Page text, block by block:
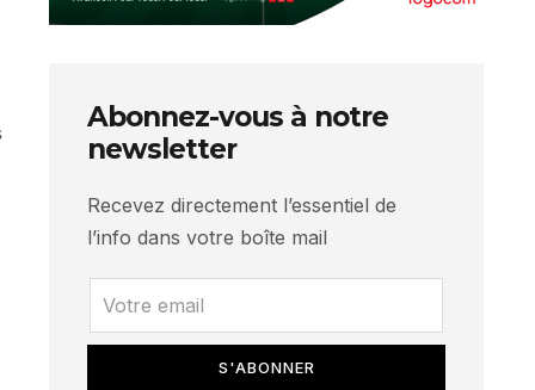
Abonnez-vous à notre
newsletter
Recevez directement l’essentiel de
l’info dans votre boîte mail
S'ABONNER